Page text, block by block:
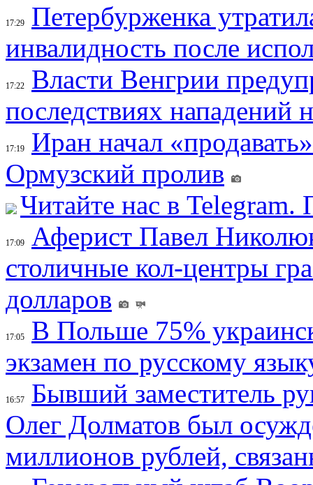
17:29
Петербурженка
инвалидность после
17:22
Власти Венгрии
последствиях нападений
17:19
Иран начал
Ормузский пролив
Читайте нас в
17:09
Аферист Павел
столичные кол-центры
долларов
17:05
В Польше 75%
экзамен по русскому
16:57
Бывший заместитель
Олег Долматов был
миллионов рублей,